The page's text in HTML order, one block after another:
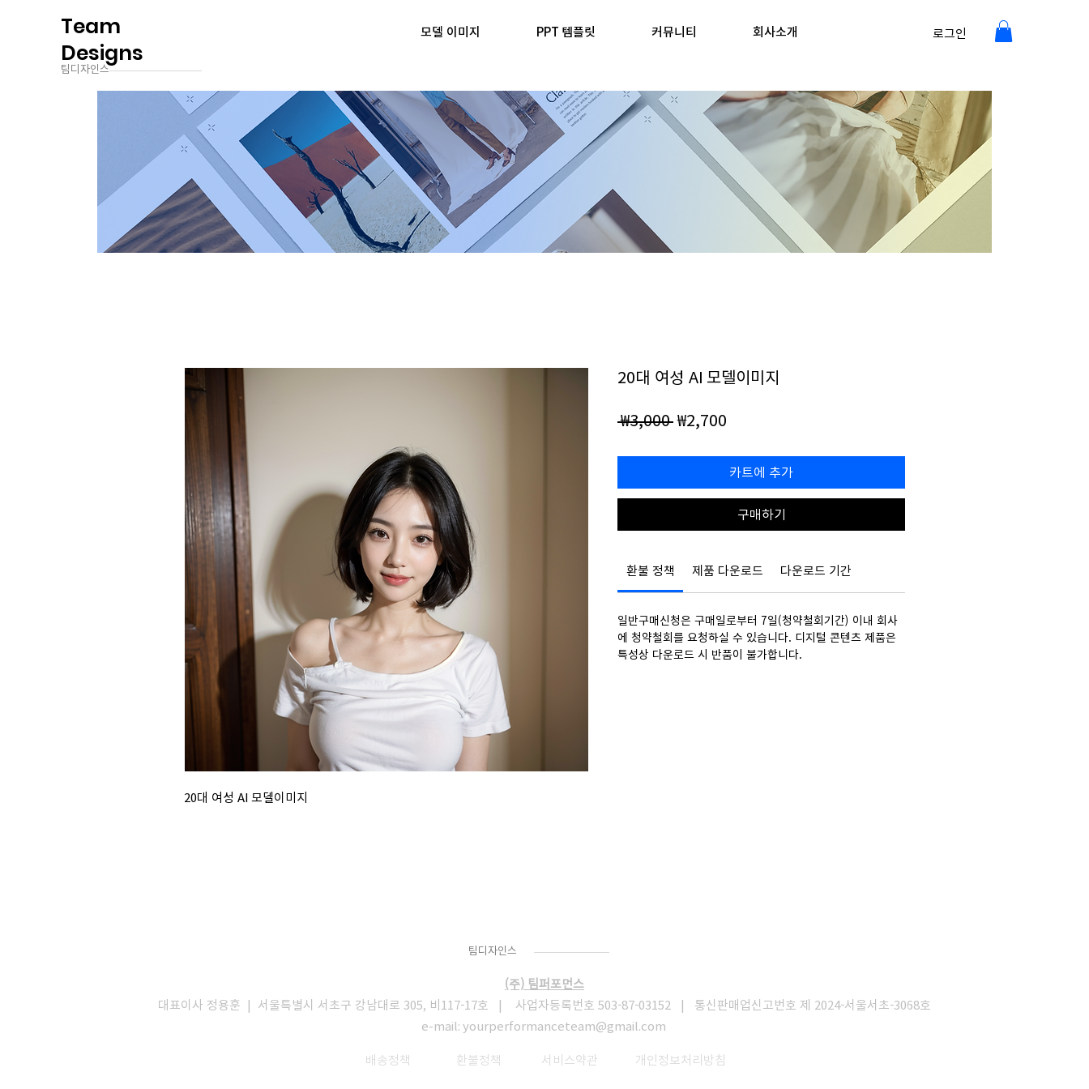
Team
Designs
팀디자인스
모델 이미지 PPT 템플릿 커뮤니티 회사소개 로그인
20대 여성 AI 모델이미지
20대 여성 AI 모델이미지
₩3,000 일
가
₩2,700
가
카트에 추가
구매하기
환불 정책 제품 다운로드 다운로드 기간
일반구매신청은 구매일로부터 7일(청약철회기간) 이내 회사
에 청약철회를 요청하실 수 있습니다. 디지털 콘텐츠 제품은
특성상 다운로드 시 반품이 불가합니다.
팀디자인스
(주) 팀퍼포먼스
대표이사 정용훈 | 서울특별시 서초구 강남대로 305, 비117-17호 | 사업자등록번호 503-87-03152 | 통신판매업신고번호 제 2024-서울서초-3068호
e-mail: yourperformanceteam@gmail.com
배송정책 환불정책 서비스약관 개인정보처리방침